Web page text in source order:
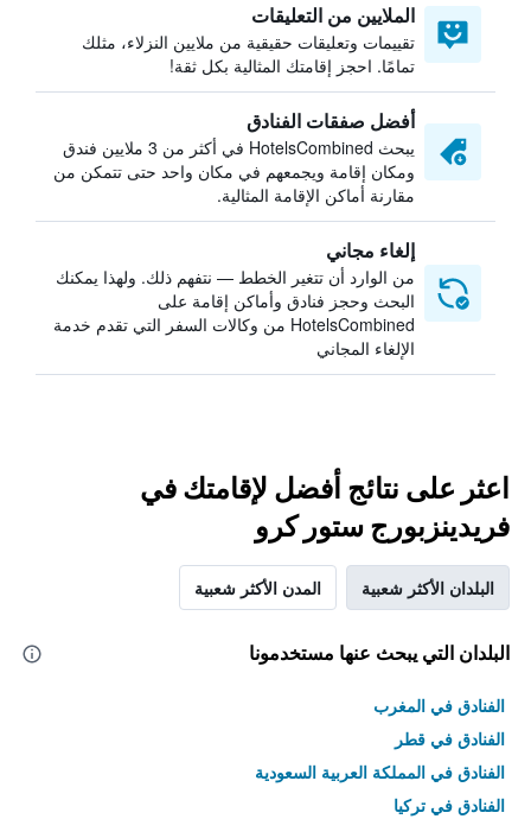
الملايين من التعليقات
تقييمات وتعليقات حقيقية من ملايين النزلاء، مثلك
تمامًا. احجز إقامتك المثالية بكل ثقة!
أفضل صفقات الفنادق
يبحث HotelsCombined في أكثر من 3 ملايين فندق
ومكان إقامة ويجمعهم في مكان واحد حتى تتمكن من
مقارنة أماكن الإقامة المثالية.
إلغاء مجاني
من الوارد أن تتغير الخطط — نتفهم ذلك. ولهذا يمكنك
البحث وحجز فنادق وأماكن إقامة على
HotelsCombined من وكالات السفر التي تقدم خدمة
الإلغاء المجاني
اعثر على نتائج أفضل لإقامتك في
فريدينزبورج ستور كرو
البلدان الأكثر شعبية المدن الأكثر شعبية
البلدان التي يبحث عنها مستخدمونا
الفنادق في المغرب
الفنادق في قطر
الفنادق في المملكة العربية السعودية
الفنادق في تركيا